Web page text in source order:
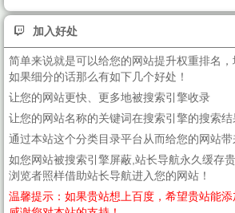
加入好处
简单来说就是可以给您的网站提升权重排名，
如果细分的话那么有如下几个好处！
让您的网站更快、更多地被搜索引擎收录
让您的网站名称的关键词在搜索引擎的搜索
通过本站这个分类目录平台从而给您的网站
如您网站被搜索引擎屏蔽,站长导航永久缓存
浏览者照样借助站长导航进入您的网站！
温馨提示：如果贵站想上百度，希望贵站能添